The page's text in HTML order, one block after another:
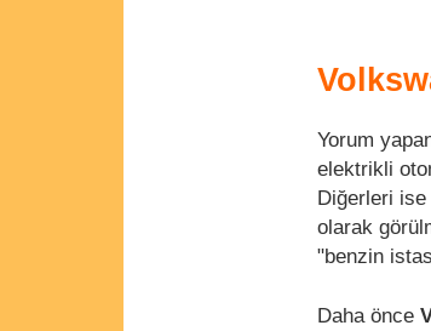
Yorum
elektrikli
Diğerleri
olarak
"benzin
Daha önce